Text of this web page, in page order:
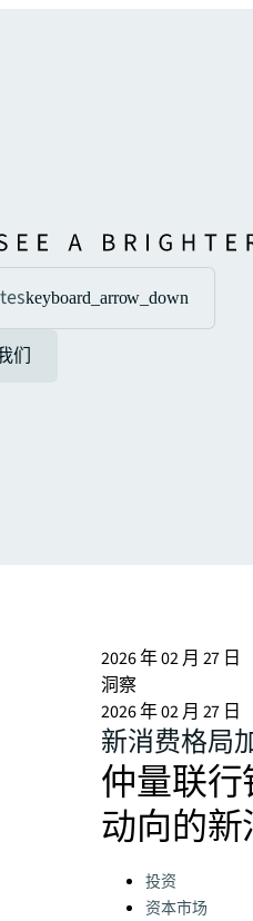
keyboard_arrow_down
们
2026 年 02 月 27 日
洞察
2026 年 02 月 27 日
新消费格局
仲量联
动向的
Categories:
投资
资本市场